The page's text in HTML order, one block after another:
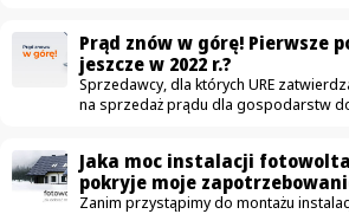
szczególnie…
że podwyżki czekają nas jeszcze w tym
możliwe już jesienią W związku z
złożyło 3 z 5 tzw. sprzedawców z
Energia i Enea – pierwsze podwyżki
Prąd znów w górę! Pierwsze
jeszcze w 2022 r.?
Sprzedawcy, dla których URE
na sprzedaż prądu dla gospodarstw
że podwyżki czekają nas jeszcze w tym
możliwe już jesienią W związku z
złożyło 3 z 5 tzw. sprzedawców z
Jaka moc instalacji
pokryje moje
Zanim przystąpimy do montażu